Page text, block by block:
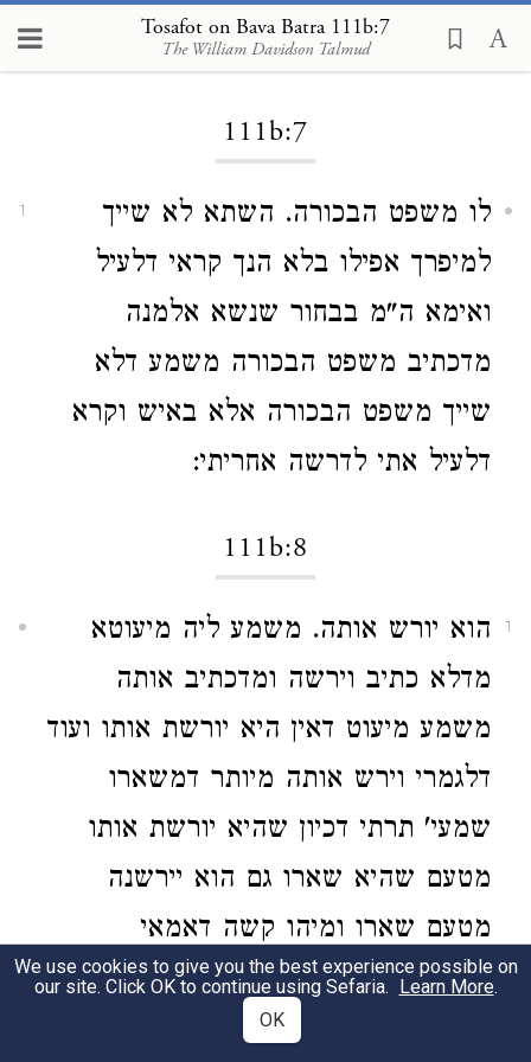
Tosafot on Bava Batra 111b:7
The William Davidson Talmud
Loading...
111b:7
1
לו משפט הבכורה. השתא לא שייך
למיפרך אפילו בלא הנך קראי דלעיל
ואימא ה"מ בבחור שנשא אלמנה
מדכתיב משפט הבכורה משמע דלא
שייך משפט הבכורה אלא באיש וקרא
דלעיל אתי לדרשה אחריתי:
111b:8
1
הוא יורש אותה. משמע ליה מיעוטא
מדלא כתיב וירשה ומדכתיב אותה
משמע מיעוט דאין היא יורשת אותו ועוד
דלגמרי וירש אותה מיותר דמשארו
שמעי' תרתי דכיון שהיא יורשת אותו
מטעם שהיא שארו גם הוא יירשנה
מטעם שארו ומיהו קשה דאמאי
איצטריך כלל מיעוט דמדקפיד בסיבת
הבעל ולא קפיד בסיבת האשה משמע
We use cookies to give you the best experience possible on
our site. Click OK to continue using Sefaria. Learn More.
OK